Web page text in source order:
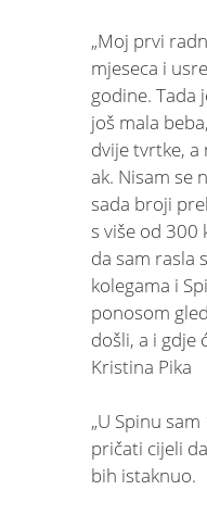
„Moj prvi
mjeseca i
godine. Tada
još mala
dvije tvrtke, a
ak. Nisam se
sada broji
s više od 300
da sam rasla
kolegama i
ponosom
došli, a i gdje
Kristina Pika
„U Spinu
pričati cijeli
bih istaknuo.